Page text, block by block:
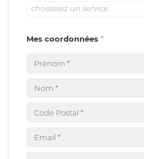
choisissez un service
Mes coordonnées